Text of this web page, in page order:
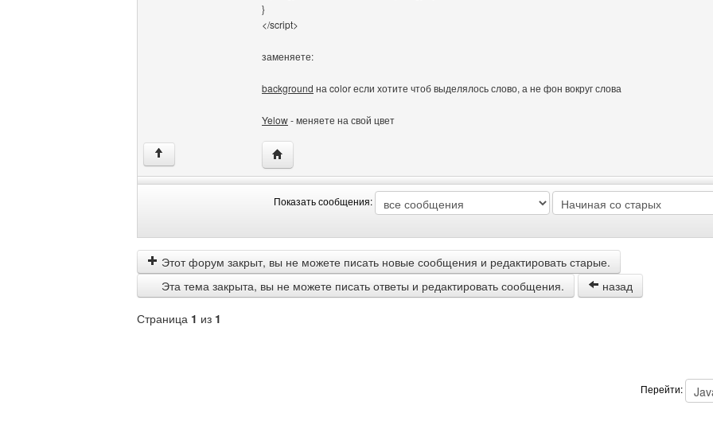
}
</script>
заменяете:
background на color если хотите чтоб выделялось слово, а не фон вокруг слова
Yelow- меняете на свой цвет
↑ Посетить сайт автора: info-working
Показать сообщения:
сообщения
by
Этот форум закрыт, вы не можете писать новые сообщения и редактировать старые.
Эта тема закрыта, вы не можете писать ответы и редактировать сообщения.
назад
Страница 1 из 1
Перейти: